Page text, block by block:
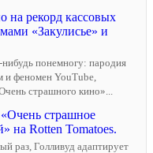
на рекорд кассовых
«Закулисье» и
понемногу: пародия
и феномен YouTube,
страшного кино»...
страшное
на Rotten Tomatoes.
раз, Голливуд адаптирует